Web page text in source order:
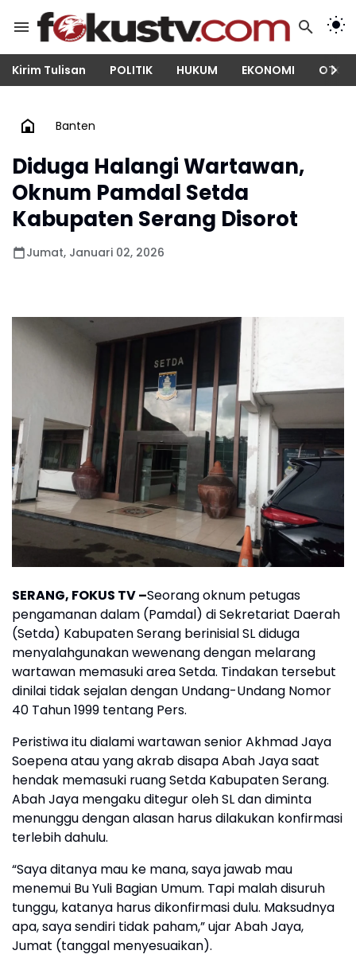
Kirim Tulisan POLITIK HUKUM EKONOMI
Banten
Diduga Halangi Wartawan,
Oknum Pamdal Setda
Kabupaten Serang Disorot
Jumat, Januari 02, 2026
SERANG, FOKUS TV –Seorang oknum petugas
pengamanan dalam (Pamdal) di Sekretariat Daerah
(Setda) Kabupaten Serang berinisial SL diduga
menyalahgunakan wewenang dengan melarang
wartawan memasuki area Setda. Tindakan tersebut
dinilai tidak sejalan dengan Undang-Undang Nomor
40 Tahun 1999 tentang Pers.
Peristiwa itu dialami wartawan senior Akhmad Jaya
Soepena atau yang akrab disapa Abah Jaya saat
hendak memasuki ruang Setda Kabupaten Serang.
Abah Jaya mengaku ditegur oleh SL dan diminta
menunggu dengan alasan harus dilakukan konfirmasi
terlebih dahulu.
“Saya ditanya mau ke mana, saya jawab mau
menemui Bu Yuli Bagian Umum. Tapi malah disuruh
tunggu, katanya harus dikonfirmasi dulu. Maksudnya
apa, saya sendiri tidak paham,” ujar Abah Jaya,
Jumat (tanggal menyesuaikan).